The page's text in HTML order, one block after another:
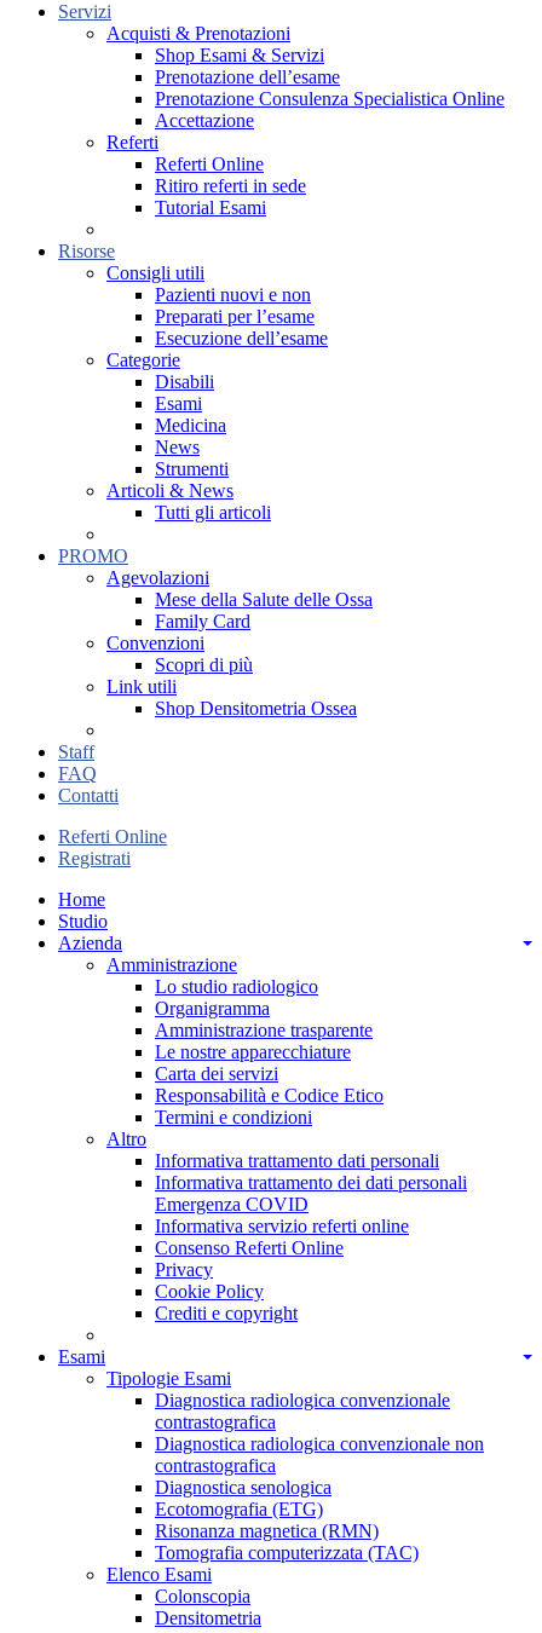
Servizi
Acquisti & Prenotazioni
Shop Esami & Servizi
Prenotazione dell’esame
Prenotazione Consulenza Specialistica Online
Accettazione
Referti
Referti Online
Ritiro referti in sede
Tutorial Esami
Risorse
Consigli utili
Pazienti nuovi e non
Preparati per l’esame
Esecuzione dell’esame
Categorie
Disabili
Esami
Medicina
News
Strumenti
Articoli & News
Tutti gli articoli
PROMO
Agevolazioni
Mese della Salute delle Ossa
Family Card
Convenzioni
Scopri di più
Link utili
Shop Densitometria Ossea
Staff
FAQ
Contatti
Referti Online
Registrati
Home
Studio
Azienda
Amministrazione
Lo studio radiologico
Organigramma
Amministrazione trasparente
Le nostre apparecchiature
Carta dei servizi
Responsabilità e Codice Etico
Termini e condizioni
Altro
Informativa trattamento dati personali
Informativa trattamento dei dati personali
Emergenza COVID
Informativa servizio referti online
Consenso Referti Online
Privacy
Cookie Policy
Crediti e copyright
Esami
Tipologie Esami
Diagnostica radiologica convenzionale
contrastografica
Diagnostica radiologica convenzionale non
contrastografica
Diagnostica senologica
Ecotomografia (ETG)
Risonanza magnetica (RMN)
Tomografia computerizzata (TAC)
Elenco Esami
Colonscopia
Densitometria